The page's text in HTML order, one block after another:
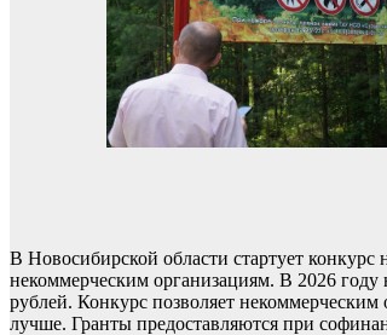
В Новосибирской области стартует
некоммерческим организациям. В 2026
рублей. Конкурс позволяет
лучше. Гранты предоставляются при